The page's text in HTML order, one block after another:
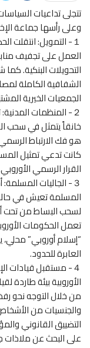
تتجلى تداعيات
وعلى رأسها جماعة
１- التمويل: انتقلت
العمل على تجفيف
التحويلات البنكية.
الشفافية الكاملة
الجمعيات الخيرية
２- المنظمات
خانقاً يتمثل في سحب
هو فك الارتباط
كانت تدعي تمثيل
القرار الرسمي
３- الجاليات
المسلمة تعيش في حالة
لسحب البساط من تحت
تعمل الحكومات
“إسلام أوروبي”
العابرة للحدود.
４- مستقبل قيادات
الأوروبية بيئة طاردة
من خلال التوجه نحو
والجنسيات من
التضييق القانوني
على البحث عن ملاذات